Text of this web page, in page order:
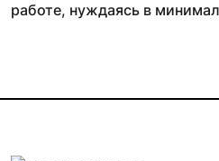
работе, нуждаясь в